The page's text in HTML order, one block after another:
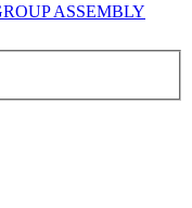
ASSEMBLY